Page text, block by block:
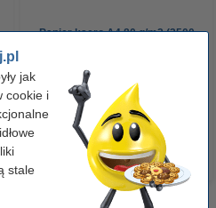
jak
cookie i
stale
Papier ksero A4 80 g/m2 (2500
110,00 zł z VAT